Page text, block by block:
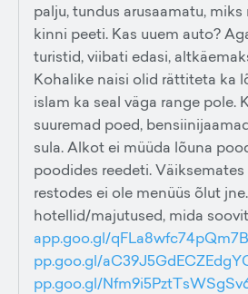
palju, tundus arusaamatu,
kinni peeti. Kas uuem auto?
turistid, viibati edasi,
Kohalike naisi olid rättiteta ka
islam ka seal väga range pole.
suuremad poed,
sula. Alkot ei müüda lõuna
poodides reedeti.
restodes ei ole menüüs õlut
hotellid/majutused, mida
app.goo.gl/
pp.goo.gl/
pp.goo.gl/